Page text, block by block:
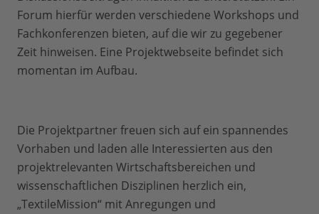
Forum hierfür werden verschiedene Workshops und
Fachkonferenzen bieten, auf die wir zu gegebener
Zeit hinweisen. Eine Projektwebseite befindet sich
momentan im Aufbau.
Die Projektpartner freuen sich auf ein spannendes
Vorhaben und laden alle Interessierten aus den
projektrelevanten Wirtschaftsbereichen und
wissenschaftlichen Disziplinen herzlich ein,
„TextileMission“ mit Anregungen und